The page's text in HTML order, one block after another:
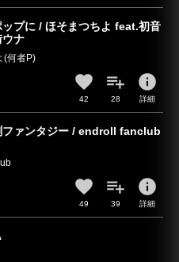
プに / ほそまつちよ feat.初音
ウナ
(何者P)
42 28
info
詳細
ファンタジー / endroll fanclub
49 39
info
詳細